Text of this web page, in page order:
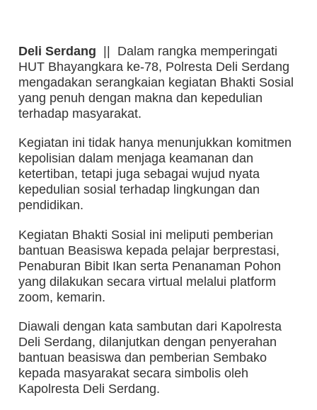
Deli Serdang || Dalam rangka memperingati
HUT Bhayangkara ke-78, Polresta Deli Serdang
mengadakan serangkaian kegiatan Bhakti Sosial
yang penuh dengan makna dan kepedulian
terhadap masyarakat.
Kegiatan ini tidak hanya menunjukkan komitmen
kepolisian dalam menjaga keamanan dan
ketertiban, tetapi juga sebagai wujud nyata
kepedulian sosial terhadap lingkungan dan
pendidikan.
Kegiatan Bhakti Sosial ini meliputi pemberian
bantuan Beasiswa kepada pelajar berprestasi,
Penaburan Bibit Ikan serta Penanaman Pohon
yang dilakukan secara virtual melalui platform
zoom, kemarin.
Diawali dengan kata sambutan dari Kapolresta
Deli Serdang, dilanjutkan dengan penyerahan
bantuan beasiswa dan pemberian Sembako
kepada masyarakat secara simbolis oleh
Kapolresta Deli Serdang.